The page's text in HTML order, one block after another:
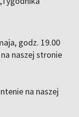
godz. 19.00
naszej stronie
na naszej